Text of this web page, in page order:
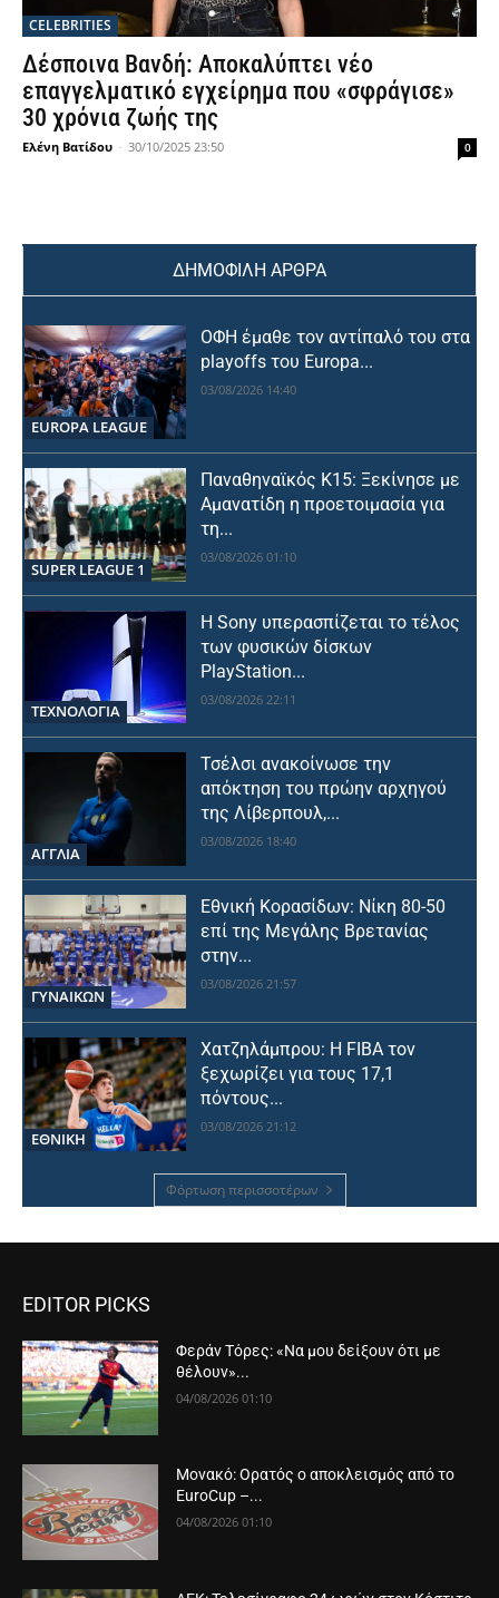
CELEBRITIES
Δέσποινα Βανδή: Αποκαλύπτει νέο
επαγγελματικό εγχείρημα που «σφράγισε»
30 χρόνια ζωής της
Ελένη Βατίδου - 30/10/2025 23:50 0
ΔΗΜΟΦΙΛΗ ΑΡΘΡΑ
EUROPA LEAGUE
ΟΦΗ έμαθε τον αντίπαλό του στα
playoffs του Europa...
03/08/2026 14:40
SUPER LEAGUE 1
Παναθηναϊκός Κ15: Ξεκίνησε με
Αμανατίδη η προετοιμασία για
τη...
03/08/2026 01:10
ΤΕΧΝΟΛΟΓΙΑ
Η Sony υπερασπίζεται το τέλος
των φυσικών δίσκων
PlayStation...
03/08/2026 22:11
ΑΓΓΛΙΑ
Τσέλσι ανακοίνωσε την
απόκτηση του πρώην αρχηγού
της Λίβερπουλ,...
03/08/2026 18:40
ΓΥΝΑΙΚΩΝ
Εθνική Κορασίδων: Νίκη 80-50
επί της Μεγάλης Βρετανίας
στην...
03/08/2026 21:57
ΕΘΝΙΚΉ
Χατζηλάμπρου: Η FIBA τον
ξεχωρίζει για τους 17,1
πόντους...
03/08/2026 21:12
Φόρτωση περισσοτέρων
EDITOR PICKS
Φεράν Τόρες: «Να μου δείξουν ότι με
θέλουν»...
04/08/2026 01:10
Μονακό: Ορατός ο αποκλεισμός από το
EuroCup –...
04/08/2026 01:10